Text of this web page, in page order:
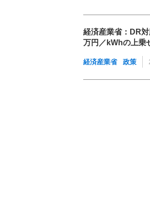
経済産業省：DR
万円／kWhの上乗
経済産業省 政策